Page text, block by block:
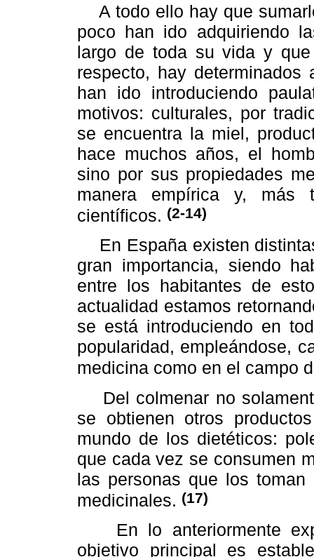
A todo ello hay que
poco han ido adquiriendo
largo de toda su vida y
respecto, hay
han ido introduciendo
motivos: culturales, por
se encuentra la miel,
hace muchos años, el
sino por sus propiedades
manera empírica y, más
científicos. (2-14)
En España existen
gran importancia, siendo
entre los habitantes de
actualidad estamos
se está introduciendo en
popularidad, empleándose,
medicina como en el campo
Del colmenar no
se obtienen otros
mundo de los dietéticos:
que cada vez se consumen
las personas que los
medicinales. (17)
En lo anteriormente
objetivo principal es